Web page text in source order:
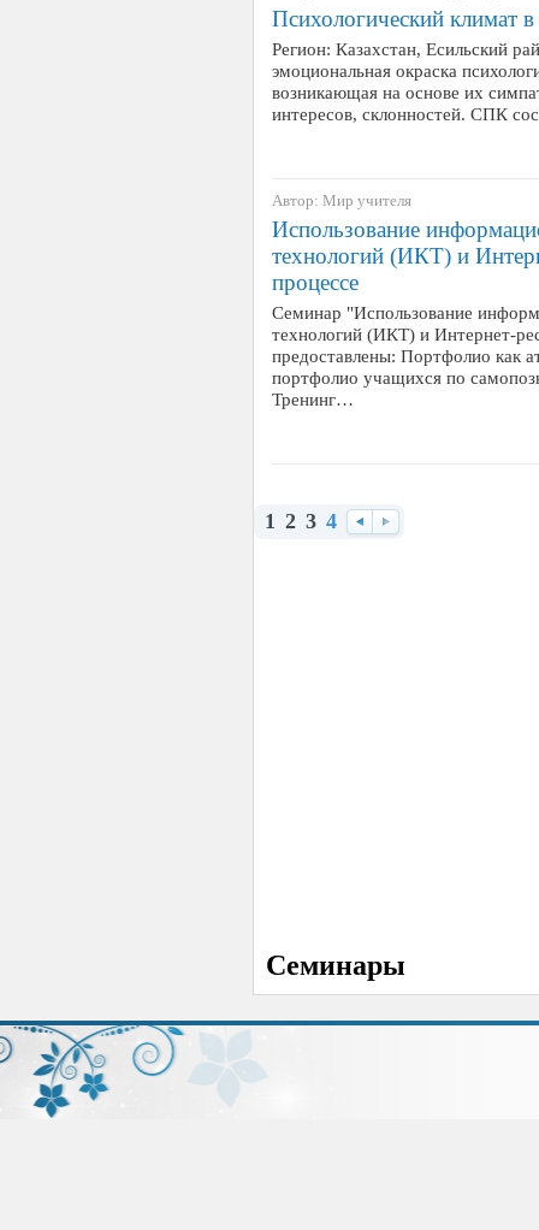
Психологический климат в
Регион: Казахстан, Есильский
эмоциональная окраска
возникающая на основе их
интересов, склонностей. СПК
Автор: Мир учителя
Использование
технологий (ИКТ) и
процессе
Семинар "Использование
технологий (ИКТ) и Интернет-
предоставлены: Портфолио как
портфолио учащихся по
Тренинг…
1 2 3 4
Семинары